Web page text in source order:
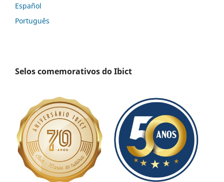
Español
Português
Selos comemorativos do Ibict